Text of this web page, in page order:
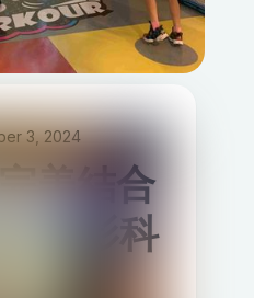
3, 2024
美結合
投影科